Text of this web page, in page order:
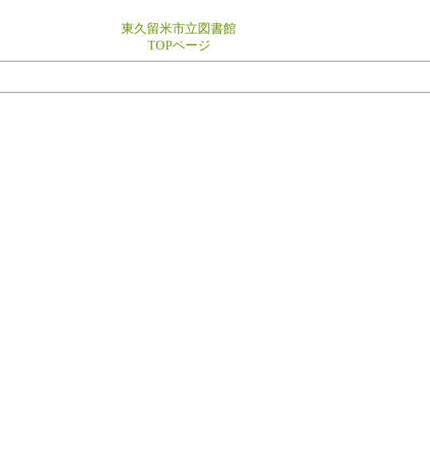
東久留米市立図書館
TOPページ